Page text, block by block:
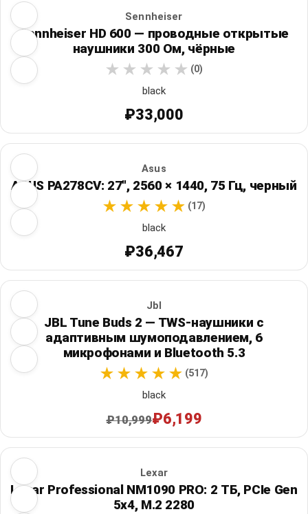
Sennheiser
Sennheiser HD 600 — проводные открытые
наушники 300 Ом, чёрные
(0)
black
₽33,000
Asus
ASUS PA278CV: 27", 2560 × 1440, 75 Гц, черный
(17)
black
₽36,467
Jbl
JBL Tune Buds 2 — TWS-наушники с
адаптивным шумоподавлением, 6
микрофонами и Bluetooth 5.3
(517)
black
₽10,999₽6,199
Lexar
Lexar Professional NM1090 PRO: 2 ТБ, PCIe Gen
5x4, M.2 2280